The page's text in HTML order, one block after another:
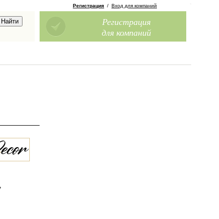
Регистрация / Вход для компаний
Регистрация
для компаний